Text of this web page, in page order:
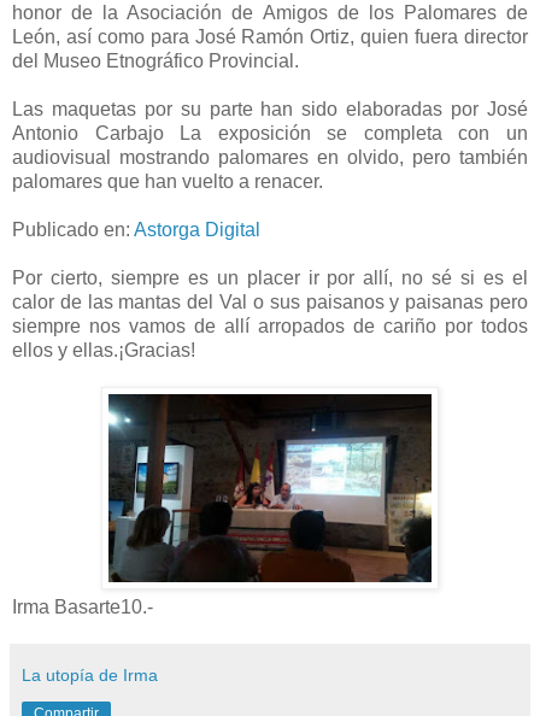
honor de la Asociación de Amigos de los Palomares de
León, así como para José Ramón Ortiz, quien fuera director
del Museo Etnográfico Provincial.
Las maquetas por su parte han sido elaboradas por José
Antonio Carbajo La exposición se completa con un
audiovisual mostrando palomares en olvido, pero también
palomares que han vuelto a renacer.
Publicado en: Astorga Digital
Por cierto, siempre es un placer ir por allí, no sé si es el
calor de las mantas del Val o sus paisanos y paisanas pero
siempre nos vamos de allí arropados de cariño por todos
ellos y ellas.¡Gracias!
Irma Basarte10.-
La utopía de Irma